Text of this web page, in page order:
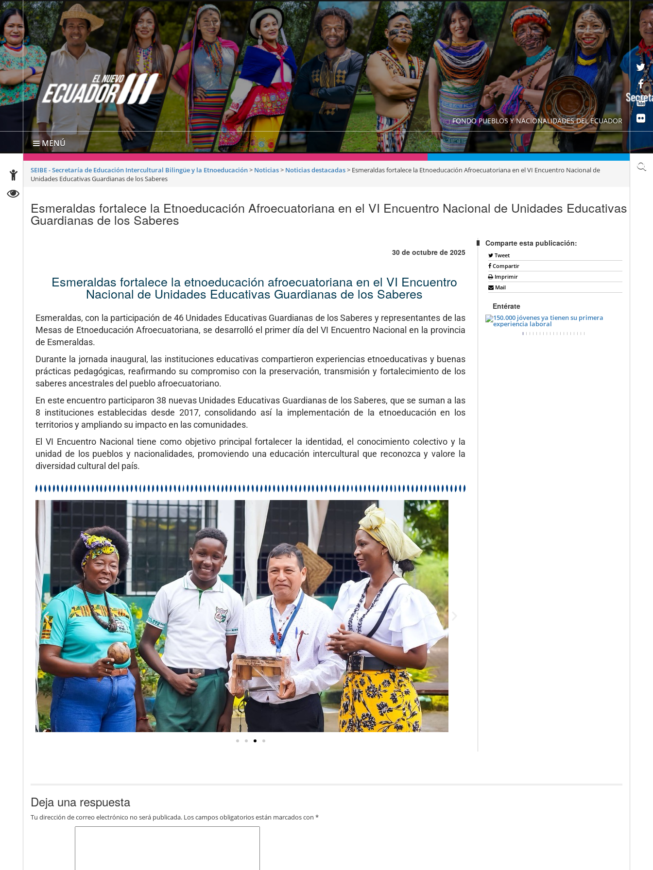
FONDO PUEBLOS Y NACIONALIDADES DEL ECUADOR
MENÚ
SEIBE - Secretaría de Educación Intercultural Bilingüe y la Etnoeducación> Noticias> Noticias destacadas> Esmeraldas fortalece la Etnoeducación Afroecuatoriana en el VI Encuentro Nacional de
Unidades Educativas Guardianas de los Saberes
Esmeraldas fortalece la Etnoeducación Afroecuatoriana en el VI Encuentro Nacional de Unidades Educativas
Guardianas de los Saberes
30 de octubre de 2025
Esmeraldas fortalece la etnoeducación afroecuatoriana en el VI Encuentro
Nacional de Unidades Educativas Guardianas de los Saberes
Esmeraldas, con la participación de 46 Unidades Educativas Guardianas de los Saberes y representantes de las
Mesas de Etnoeducación Afroecuatoriana, se desarrolló el primer día del VI Encuentro Nacional en la provincia
de Esmeraldas.
Durante la jornada inaugural, las instituciones educativas compartieron experiencias etnoeducativas y buenas
prácticas pedagógicas, reafirmando su compromiso con la preservación, transmisión y fortalecimiento de los
saberes ancestrales del pueblo afroecuatoriano.
En este encuentro participaron 38 nuevas Unidades Educativas Guardianas de los Saberes, que se suman a las
8 instituciones establecidas desde 2017, consolidando así la implementación de la etnoeducación en los
territorios y ampliando su impacto en las comunidades.
El VI Encuentro Nacional tiene como objetivo principal fortalecer la identidad, el conocimiento colectivo y la
unidad de los pueblos y nacionalidades, promoviendo una educación intercultural que reconozca y valore la
diversidad cultural del país.
Comparte esta publicación:
Tweet
Compartir
Imprimir
Mail
Entérate
Deja una respuesta
Tu dirección de correo electrónico no será publicada. Los campos obligatorios están marcados con*